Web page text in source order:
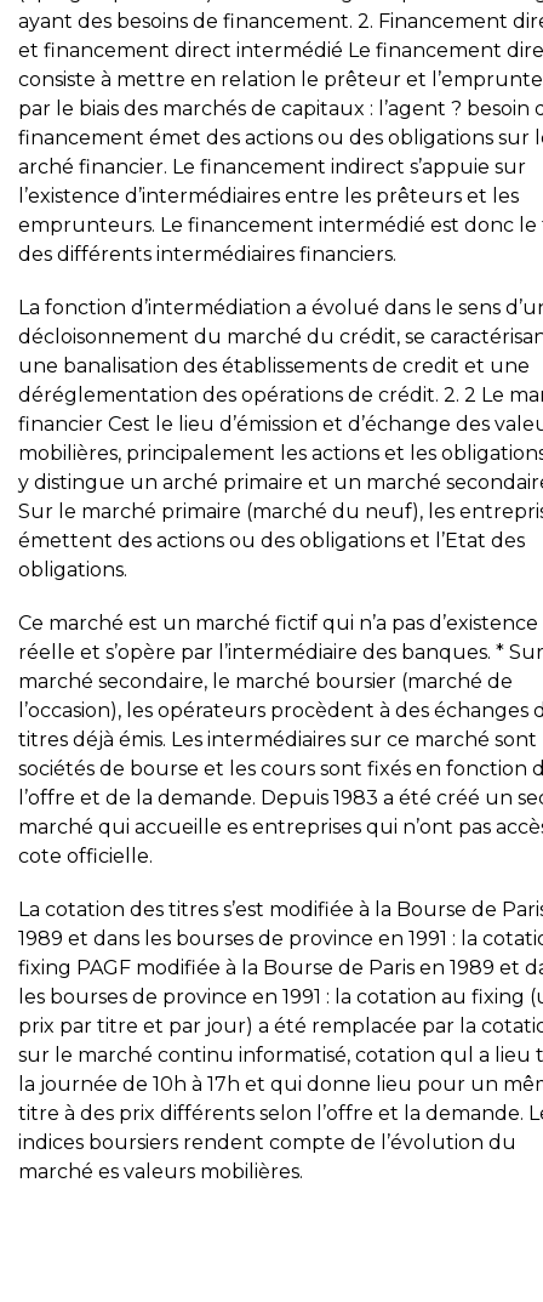
ayant des besoins de financement. 2. Financement
et financement direct intermédié Le financement
consiste à mettre en relation le prêteur et
par le biais des marchés de capitaux : l’agent ? besoin
financement émet des actions ou des obligations sur
arché financier. Le financement indirect s’appuie sur
l’existence d’intermédiaires entre les prêteurs et les
emprunteurs. Le financement intermédié est donc le
des différents intermédiaires financiers.
La fonction d’intermédiation a évolué dans le sens
décloisonnement du marché du crédit, se
une banalisation des établissements de credit et une
déréglementation des opérations de crédit. 2. 2 Le
financier Cest le lieu d’émission et d’échange des
mobilières, principalement les actions et les
y distingue un arché primaire et un marché
Sur le marché primaire (marché du neuf), les
émettent des actions ou des obligations et l’Etat des
obligations.
Ce marché est un marché fictif qui n’a pas d’existence
réelle et s’opère par l’intermédiaire des banques. *
marché secondaire, le marché boursier (marché de
l’occasion), les opérateurs procèdent à des échanges
titres déjà émis. Les intermédiaires sur ce marché sont
sociétés de bourse et les cours sont fixés en fonction
l’offre et de la demande. Depuis 1983 a été créé un
marché qui accueille es entreprises qui n’ont pas
cote officielle.
La cotation des titres s’est modifiée à la Bourse de
1989 et dans les bourses de province en 1991 : la
fixing PAGF modifiée à la Bourse de Paris en 1989 et
les bourses de province en 1991 : la cotation au fixing
prix par titre et par jour) a été remplacée par la
sur le marché continu informatisé, cotation qul a lieu
la journée de 10h à 17h et qui donne lieu pour un
titre à des prix différents selon l’offre et la demande.
indices boursiers rendent compte de l’évolution du
marché es valeurs mobilières.